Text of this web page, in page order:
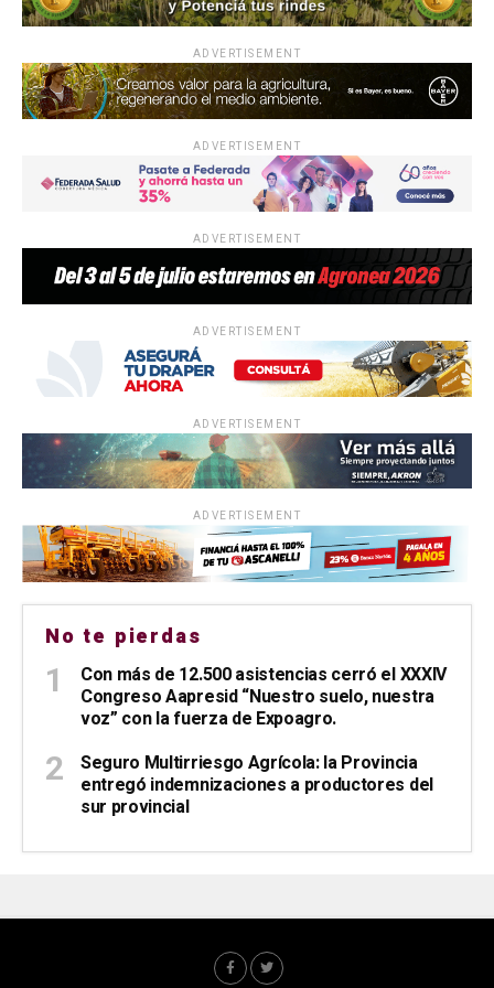
ADVERTISEMENT
ADVERTISEMENT
ADVERTISEMENT
ADVERTISEMENT
ADVERTISEMENT
ADVERTISEMENT
No te pierdas
Con más de 12.500 asistencias cerró el XXXIV
Congreso Aapresid “Nuestro suelo, nuestra
voz” con la fuerza de Expoagro.
Seguro Multirriesgo Agrícola: la Provincia
entregó indemnizaciones a productores del
sur provincial